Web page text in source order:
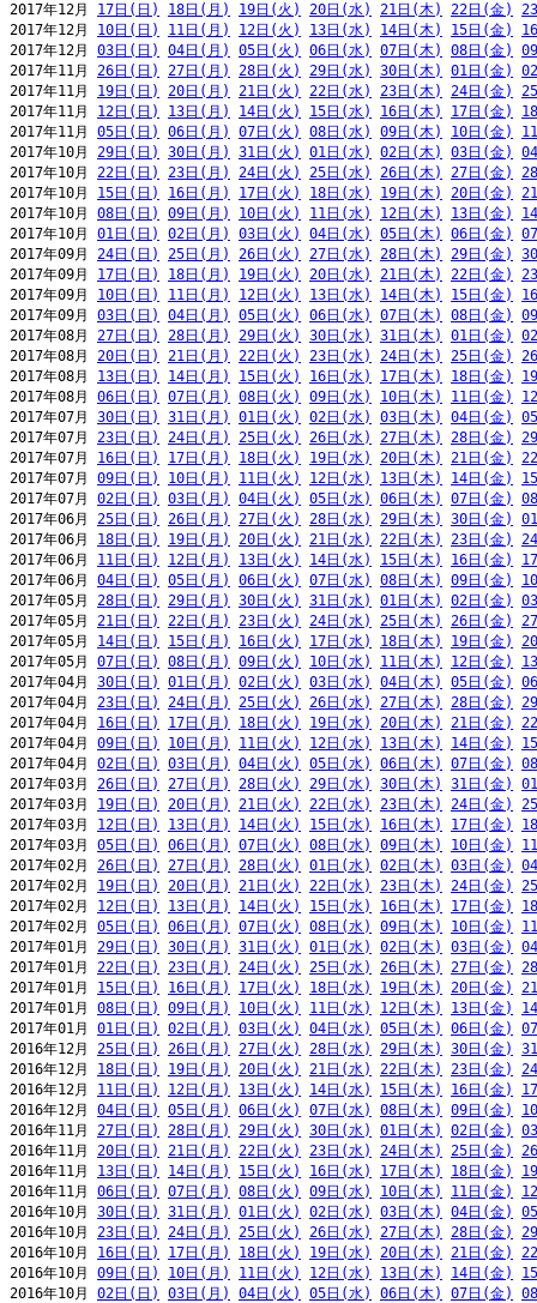
2017年12月 17日(日) 18日(月) 19日(火) 20日(水) 21日(木) 22日(金)
2017年12月 10日(日) 11日(月) 12日(火) 13日(水) 14日(木) 15日(金)
2017年12月 03日(日) 04日(月) 05日(火) 06日(水) 07日(木) 08日(金)
2017年11月 26日(日) 27日(月) 28日(火) 29日(水) 30日(木) 01日(金)
2017年11月 19日(日) 20日(月) 21日(火) 22日(水) 23日(木) 24日(金)
2017年11月 12日(日) 13日(月) 14日(火) 15日(水) 16日(木) 17日(金)
2017年11月 05日(日) 06日(月) 07日(火) 08日(水) 09日(木) 10日(金)
2017年10月 29日(日) 30日(月) 31日(火) 01日(水) 02日(木) 03日(金)
2017年10月 22日(日) 23日(月) 24日(火) 25日(水) 26日(木) 27日(金)
2017年10月 15日(日) 16日(月) 17日(火) 18日(水) 19日(木) 20日(金)
2017年10月 08日(日) 09日(月) 10日(火) 11日(水) 12日(木) 13日(金)
2017年10月 01日(日) 02日(月) 03日(火) 04日(水) 05日(木) 06日(金)
2017年09月 24日(日) 25日(月) 26日(火) 27日(水) 28日(木) 29日(金)
2017年09月 17日(日) 18日(月) 19日(火) 20日(水) 21日(木) 22日(金)
2017年09月 10日(日) 11日(月) 12日(火) 13日(水) 14日(木) 15日(金)
2017年09月 03日(日) 04日(月) 05日(火) 06日(水) 07日(木) 08日(金)
2017年08月 27日(日) 28日(月) 29日(火) 30日(水) 31日(木) 01日(金)
2017年08月 20日(日) 21日(月) 22日(火) 23日(水) 24日(木) 25日(金)
2017年08月 13日(日) 14日(月) 15日(火) 16日(水) 17日(木) 18日(金)
2017年08月 06日(日) 07日(月) 08日(火) 09日(水) 10日(木) 11日(金)
2017年07月 30日(日) 31日(月) 01日(火) 02日(水) 03日(木) 04日(金)
2017年07月 23日(日) 24日(月) 25日(火) 26日(水) 27日(木) 28日(金)
2017年07月 16日(日) 17日(月) 18日(火) 19日(水) 20日(木) 21日(金)
2017年07月 09日(日) 10日(月) 11日(火) 12日(水) 13日(木) 14日(金)
2017年07月 02日(日) 03日(月) 04日(火) 05日(水) 06日(木) 07日(金)
2017年06月 25日(日) 26日(月) 27日(火) 28日(水) 29日(木) 30日(金)
2017年06月 18日(日) 19日(月) 20日(火) 21日(水) 22日(木) 23日(金)
2017年06月 11日(日) 12日(月) 13日(火) 14日(水) 15日(木) 16日(金)
2017年06月 04日(日) 05日(月) 06日(火) 07日(水) 08日(木) 09日(金)
2017年05月 28日(日) 29日(月) 30日(火) 31日(水) 01日(木) 02日(金)
2017年05月 21日(日) 22日(月) 23日(火) 24日(水) 25日(木) 26日(金)
2017年05月 14日(日) 15日(月) 16日(火) 17日(水) 18日(木) 19日(金)
2017年05月 07日(日) 08日(月) 09日(火) 10日(水) 11日(木) 12日(金)
2017年04月 30日(日) 01日(月) 02日(火) 03日(水) 04日(木) 05日(金)
2017年04月 23日(日) 24日(月) 25日(火) 26日(水) 27日(木) 28日(金)
2017年04月 16日(日) 17日(月) 18日(火) 19日(水) 20日(木) 21日(金)
2017年04月 09日(日) 10日(月) 11日(火) 12日(水) 13日(木) 14日(金)
2017年04月 02日(日) 03日(月) 04日(火) 05日(水) 06日(木) 07日(金)
2017年03月 26日(日) 27日(月) 28日(火) 29日(水) 30日(木) 31日(金)
2017年03月 19日(日) 20日(月) 21日(火) 22日(水) 23日(木) 24日(金)
2017年03月 12日(日) 13日(月) 14日(火) 15日(水) 16日(木) 17日(金)
2017年03月 05日(日) 06日(月) 07日(火) 08日(水) 09日(木) 10日(金)
2017年02月 26日(日) 27日(月) 28日(火) 01日(水) 02日(木) 03日(金)
2017年02月 19日(日) 20日(月) 21日(火) 22日(水) 23日(木) 24日(金)
2017年02月 12日(日) 13日(月) 14日(火) 15日(水) 16日(木) 17日(金)
2017年02月 05日(日) 06日(月) 07日(火) 08日(水) 09日(木) 10日(金)
2017年01月 29日(日) 30日(月) 31日(火) 01日(水) 02日(木) 03日(金)
2017年01月 22日(日) 23日(月) 24日(火) 25日(水) 26日(木) 27日(金)
2017年01月 15日(日) 16日(月) 17日(火) 18日(水) 19日(木) 20日(金)
2017年01月 08日(日) 09日(月) 10日(火) 11日(水) 12日(木) 13日(金)
2017年01月 01日(日) 02日(月) 03日(火) 04日(水) 05日(木) 06日(金)
2016年12月 25日(日) 26日(月) 27日(火) 28日(水) 29日(木) 30日(金)
2016年12月 18日(日) 19日(月) 20日(火) 21日(水) 22日(木) 23日(金)
2016年12月 11日(日) 12日(月) 13日(火) 14日(水) 15日(木) 16日(金)
2016年12月 04日(日) 05日(月) 06日(火) 07日(水) 08日(木) 09日(金)
2016年11月 27日(日) 28日(月) 29日(火) 30日(水) 01日(木) 02日(金)
2016年11月 20日(日) 21日(月) 22日(火) 23日(水) 24日(木) 25日(金)
2016年11月 13日(日) 14日(月) 15日(火) 16日(水) 17日(木) 18日(金)
2016年11月 06日(日) 07日(月) 08日(火) 09日(水) 10日(木) 11日(金)
2016年10月 30日(日) 31日(月) 01日(火) 02日(水) 03日(木) 04日(金)
2016年10月 23日(日) 24日(月) 25日(火) 26日(水) 27日(木) 28日(金)
2016年10月 16日(日) 17日(月) 18日(火) 19日(水) 20日(木) 21日(金)
2016年10月 09日(日) 10日(月) 11日(火) 12日(水) 13日(木) 14日(金)
2016年10月 02日(日) 03日(月) 04日(火) 05日(水) 06日(木) 07日(金)